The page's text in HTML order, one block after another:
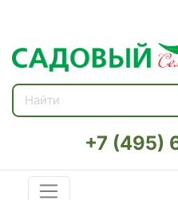
+7 (495)